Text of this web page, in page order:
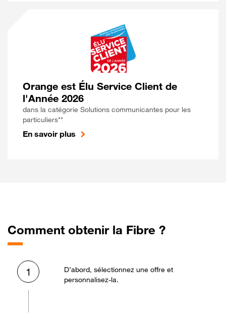
Orange est Élu Service Client de
l'Année 2026
dans la catégorie Solutions communicantes pour les
particuliers**
En savoir plus
Comment obtenir la Fibre ?
1
D’abord, sélectionnez une offre et
personnalisez-la.